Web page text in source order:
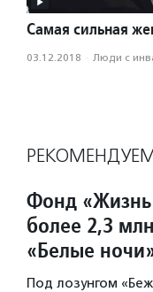
Самая сильная
03.12.2018 · Люди с
Фонд
более 2,3
«Белые
Под лозунгом